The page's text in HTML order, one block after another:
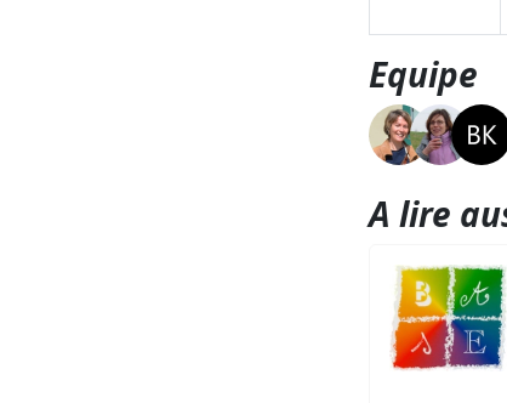
Equipe
A lire